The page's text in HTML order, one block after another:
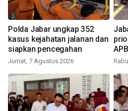
Polda Jabar ungkap 352
kasus kejahatan jalanan dan
siapkan pencegahan
Jumat, 7 Agustus 2026